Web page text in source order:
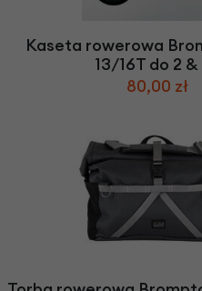
Kaseta rowerowa
13/16T do 2 &
80,00 zł